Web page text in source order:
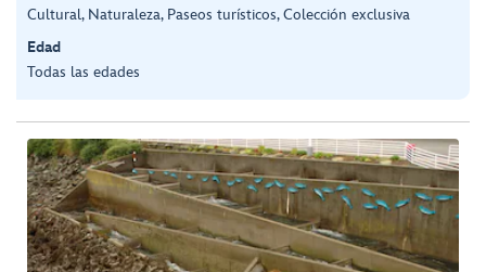
Cultural, Naturaleza, Paseos turísticos, Colección exclusiva
Edad
Todas las edades